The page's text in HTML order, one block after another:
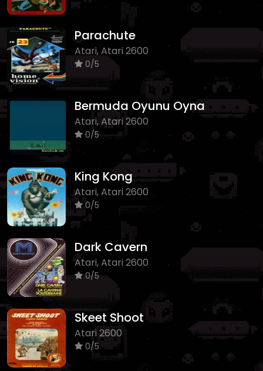
Parachute
Atari, Atari 2600
0/5
Bermuda Oyunu Oyna
Atari, Atari 2600
0/5
King Kong
Atari, Atari 2600
0/5
Dark Cavern
Atari, Atari 2600
0/5
Skeet Shoot
Atari 2600
0/5